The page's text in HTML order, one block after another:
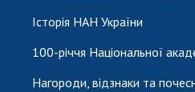
Історія НАН України
100-річчя Національної
Нагороди, відзнаки та